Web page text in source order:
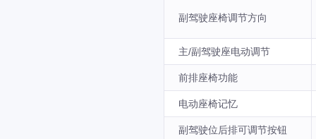
副驾驶座椅调节方向
主/副驾驶座电动调节
前排座椅功能
电动座椅记忆
副驾驶位后排可调节按钮